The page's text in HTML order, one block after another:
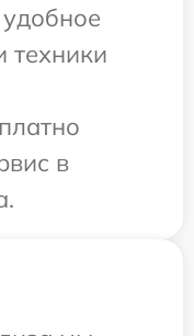
техники
в